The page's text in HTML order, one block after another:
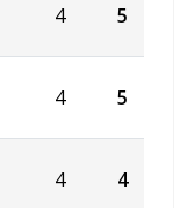
4 5
4 5
4 4